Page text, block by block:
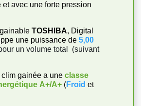
avec une forte pression
TOSHIBA, Digital
une puissance de 5,00
un volume total
(suivant
gainée a une classe
A+/A+ (Froid et